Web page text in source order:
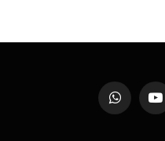
يوتيوب واتساب